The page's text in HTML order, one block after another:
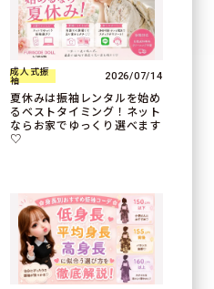
成人式振
袖
2026/07/14
夏休みは振袖レンタルを始め
るベストタイミング！ネット
ならお家でゆっくり選べます
♡